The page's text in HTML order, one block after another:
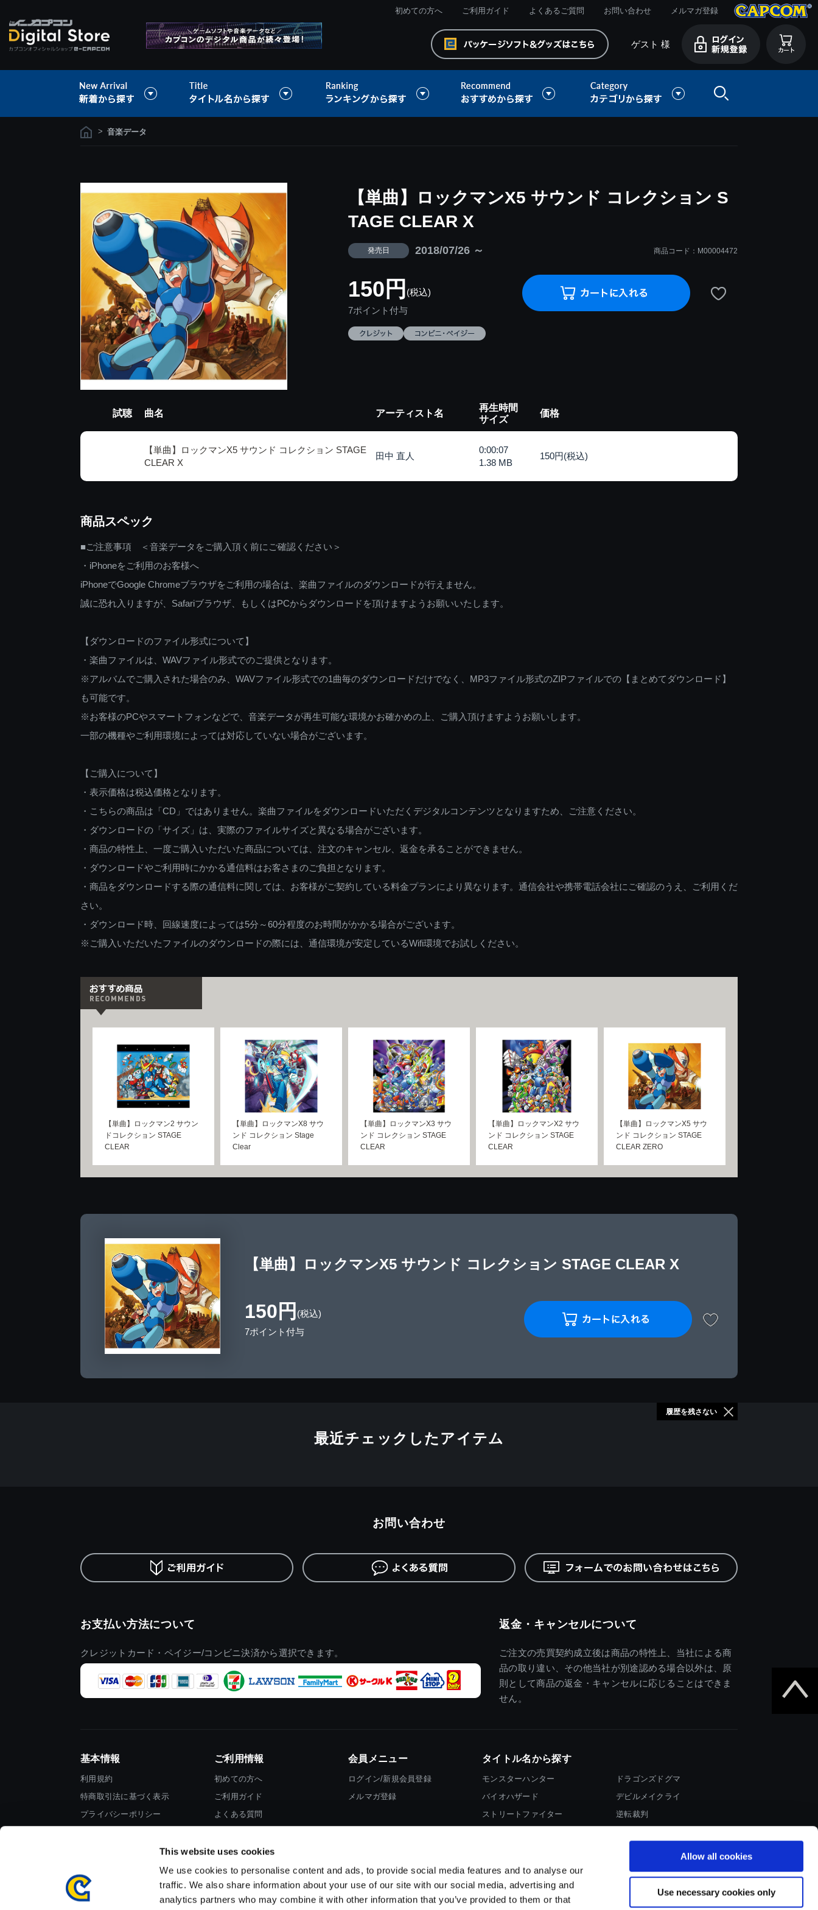
This website uses cookies
We use cookies to personalise content and ads, to provide social media features and to analyse our
traffic. We also share information about your use of our site with our social media, advertising and
analytics partners who may combine it with other information that you’ve provided to them or that
Allow all cookies
Use necessary cookies only
初めての方へ ご利用ガイド よくあるご質問 お問い合わせ メルマガ登録
ゲスト 様
> 音楽データ
【単曲】ロックマンX5 サウンド コレクション S
TAGE CLEAR X
発売日 2018/07/26 ～ 商品コード：M00004472
150円 (税込)
7ポイント付与
試聴 曲名 アーティスト名
再生時間
サイズ
価格
【単曲】ロックマンX5 サウンド コレクション STAGE
CLEAR X
田中 直人
0:00:07
1.38 MB
150円(税込)
商品スペック
■ご注意事項 ＜音楽データをご購入頂く前にご確認ください＞
・iPhoneをご利用のお客様へ
iPhoneでGoogle Chromeブラウザをご利用の場合は、楽曲ファイルのダウンロードが行えません。
誠に恐れ入りますが、Safariブラウザ、もしくはPCからダウンロードを頂けますようお願いいたします。
【ダウンロードのファイル形式について】
・楽曲ファイルは、WAVファイル形式でのご提供となります。
※アルバムでご購入された場合のみ、WAVファイル形式での1曲毎のダウンロードだけでなく、MP3ファイル形式のZIPファイルでの【まとめてダウンロード】
も可能です。
※お客様のPCやスマートフォンなどで、音楽データが再生可能な環境かお確かめの上、ご購入頂けますようお願いします。
一部の機種やご利用環境によっては対応していない場合がございます。
【ご購入について】
・表示価格は税込価格となります。
・こちらの商品は「CD」ではありません。楽曲ファイルをダウンロードいただくデジタルコンテンツとなりますため、ご注意ください。
・ダウンロードの「サイズ」は、実際のファイルサイズと異なる場合がございます。
・商品の特性上、一度ご購入いただいた商品については、注文のキャンセル、返金を承ることができません。
・ダウンロードやご利用時にかかる通信料はお客さまのご負担となります。
・商品をダウンロードする際の通信料に関しては、お客様がご契約している料金プランにより異なります。通信会社や携帯電話会社にご確認のうえ、ご利用くだ
さい。
・ダウンロード時、回線速度によっては5分～60分程度のお時間がかかる場合がございます。
※ご購入いただいたファイルのダウンロードの際には、通信環境が安定しているWifi環境でお試しください。
【単曲】ロックマン2 サウン
ドコレクション STAGE
CLEAR
【単曲】ロックマンX8 サウ
ンド コレクション Stage
Clear
【単曲】ロックマンX3 サウ
ンド コレクション STAGE
CLEAR
【単曲】ロックマンX2 サウ
ンド コレクション STAGE
CLEAR
【単曲】ロックマンX5 サウ
ンド コレクション STAGE
CLEAR ZERO
【単曲】ロックマンX5 サウンド コレクション STAGE CLEAR X
150円 (税込)
7ポイント付与
最近チェックしたアイテム
履歴を残さない
お支払い方法について
クレジットカード・ペイジー/コンビニ決済から選択できます。
返金・キャンセルについて
ご注文の売買契約成立後は商品の特性上、当社による商
品の取り違い、その他当社が別途認める場合以外は、原
則として商品の返金・キャンセルに応じることはできま
せん。
お問い合わせ
基本情報
利用規約
特商取引法に基づく表示
プライバシーポリシー
ご利用情報
初めての方へ
ご利用ガイド
よくある質問
会員メニュー
ログイン/新規会員登録
メルマガ登録
タイトル名から探す
モンスターハンター
バイオハザード
ストリートファイター
ドラゴンズドグマ
デビルメイクライ
逆転裁判